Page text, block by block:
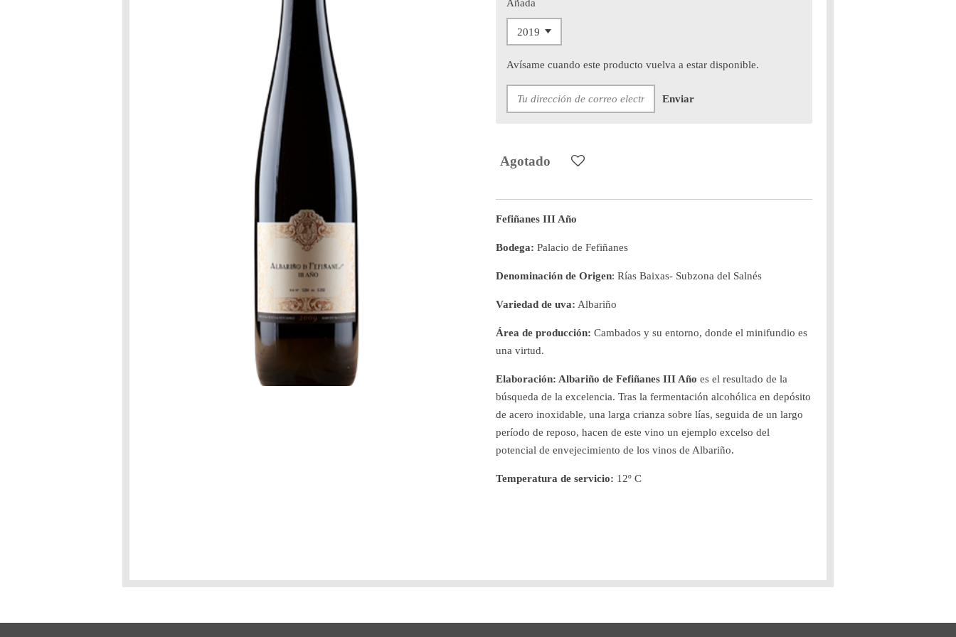
Añada
Avísame cuando este producto vuelva a estar disponible.
Enviar
Agotado
Fefiñanes III Año
Bodega: Palacio de Fefiñanes
Denominación de Origen: Rías Baixas- Subzona del Salnés
Variedad de uva: Albariño
Área de producción: Cambados y su entorno, donde el minifundio es
una virtud.
Elaboración: Albariño de Fefiñanes III Año es el resultado de la
búsqueda de la excelencia. Tras la fermentación alcohólica en depósito
de acero inoxidable, una larga crianza sobre lías, seguida de un largo
período de reposo, hacen de este vino un ejemplo excelso del
potencial de envejecimiento de los vinos de Albariño.
Temperatura de servicio: 12º C